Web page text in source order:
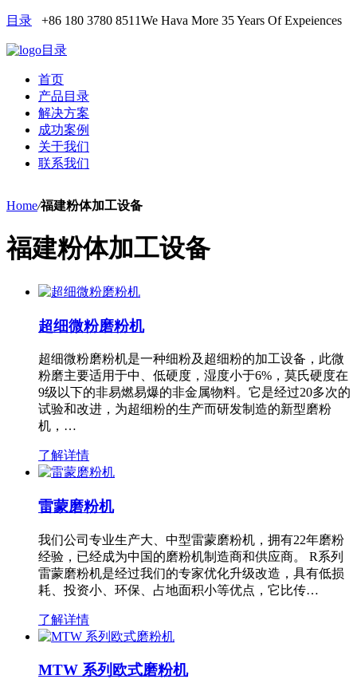
目录 +86 180 3780 8511We Hava More 35 Years Of Expeiences
目录
首页
产品目录
解决方案
成功案例
关于我们
联系我们
Home/福建粉体加工设备
福建粉体加工设备
超细微粉磨粉机
超细微粉磨粉机是一种细粉及超细粉的加工设备，此微
粉磨主要适用于中、低硬度，湿度小于6%，莫氏硬度在
9级以下的非易燃易爆的非金属物料。它是经过20多次的
试验和改进，为超细粉的生产而研发制造的新型磨粉
机，…
了解详情
雷蒙磨粉机
我们公司专业生产大、中型雷蒙磨粉机，拥有22年磨粉
经验，已经成为中国的磨粉机制造商和供应商。 R系列
雷蒙磨粉机是经过我们的专家优化升级改造，具有低损
耗、投资小、环保、占地面积小等优点，它比传…
了解详情
MTW 系列欧式磨粉机